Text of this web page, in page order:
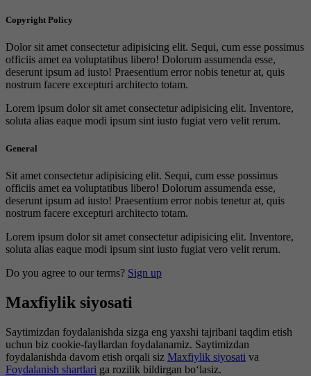
Copyright Policy
Dolor sit amet consectetur adipisicing elit. Sequi, cum esse possimus
officiis amet ea voluptatibus libero! Dolorum assumenda esse,
deserunt ipsum ad iusto! Praesentium error nobis tenetur at, quis
nostrum facere excepturi architecto totam.
Lorem ipsum dolor sit amet consectetur adipisicing elit. Inventore,
soluta alias eaque modi ipsum sint iusto fugiat vero velit rerum.
General
Sit amet consectetur adipisicing elit. Sequi, cum esse possimus
officiis amet ea voluptatibus libero! Dolorum assumenda esse,
deserunt ipsum ad iusto! Praesentium error nobis tenetur at, quis
nostrum facere excepturi architecto totam.
Lorem ipsum dolor sit amet consectetur adipisicing elit. Inventore,
soluta alias eaque modi ipsum sint iusto fugiat vero velit rerum.
Do you agree to our terms? Sign up
Maxfiylik siyosati
Saytimizdan foydalanishda sizga eng yaxshi tajribani taqdim etish
uchun biz cookie-fayllardan foydalanamiz. Saytimizdan
foydalanishda davom etish orqali siz Maxfiylik siyosati va
Foydalanish shartlari ga rozilik bildirgan bo‘lasiz.